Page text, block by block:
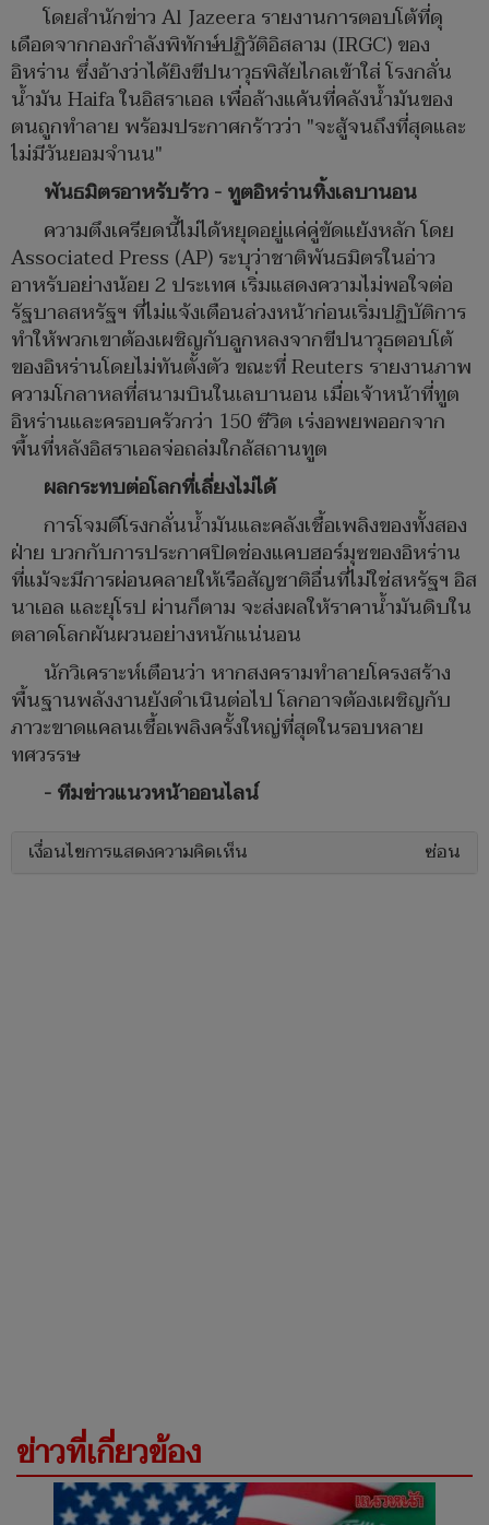
โดยสำนักข่าว Al Jazeera รายงานการตอบโต้ที่ดุ
เดือดจากกองกำลังพิทักษ์ปฏิวัติอิสลาม (IRGC) ของ
อิหร่าน ซึ่งอ้างว่าได้ยิงขีปนาวุธพิสัยไกลเข้าใส่ โรงกลั่น
น้ำมัน Haifa ในอิสราเอล เพื่อล้างแค้นที่คลังน้ำมันของ
ตนถูกทำลาย พร้อมประกาศกร้าวว่า "จะสู้จนถึงที่สุดและ
ไม่มีวันยอมจำนน"​
พันธมิตรอาหรับร้าว - ทูตอิหร่านทิ้งเลบานอน
​ความตึงเครียดนี้ไม่ได้หยุดอยู่แค่คู่ขัดแย้งหลัก โดย
Associated Press (AP) ระบุว่าชาติพันธมิตรในอ่าว
อาหรับอย่างน้อย 2 ประเทศ เริ่มแสดงความไม่พอใจต่อ
รัฐบาลสหรัฐฯ ที่ไม่แจ้งเตือนล่วงหน้าก่อนเริ่มปฏิบัติการ
ทำให้พวกเขาต้องเผชิญกับลูกหลงจากขีปนาวุธตอบโต้
ของอิหร่านโดยไม่ทันตั้งตัว ขณะที่ Reuters รายงานภาพ
ความโกลาหลที่สนามบินในเลบานอน เมื่อเจ้าหน้าที่ทูต
อิหร่านและครอบครัวกว่า 150 ชีวิต เร่งอพยพออกจาก
พื้นที่หลังอิสราเอลจ่อถล่มใกล้สถานทูต
ผลกระทบต่อโลกที่เลี่ยงไม่ได้
​การโจมตีโรงกลั่นน้ำมันและคลังเชื้อเพลิงของทั้งสอง
ฝ่าย บวกกับการประกาศปิดช่องแคบฮอร์มุซของอิหร่าน
ที่แม้จะมีการผ่อนคลายให้เรือสัญชาติอื่นที่ไม่ใช่สหรัฐฯ อิส
นาเอล และยุโรป ผ่านก็ตาม จะส่งผลให้ราคาน้ำมันดิบใน
ตลาดโลกผันผวนอย่างหนักแน่นอน
นักวิเคราะห์เตือนว่า หากสงครามทำลายโครงสร้าง
พื้นฐานพลังงานยังดำเนินต่อไป โลกอาจต้องเผชิญกับ
ภาวะขาดแคลนเชื้อเพลิงครั้งใหญ่ที่สุดในรอบหลาย
ทศวรรษ
- ทีมข่าวแนวหน้าออนไลน์
เงื่อนไขการแสดงความคิดเห็น ซ่อน
ข่าวที่เกี่ยวข้อง